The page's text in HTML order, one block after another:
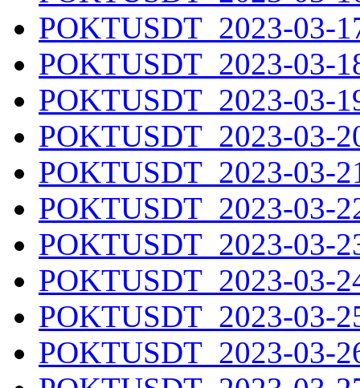
POKTUSDT_2023-03-
POKTUSDT_2023-03-
POKTUSDT_2023-03-
POKTUSDT_2023-03-
POKTUSDT_2023-03-
POKTUSDT_2023-03-
POKTUSDT_2023-03-
POKTUSDT_2023-03-
POKTUSDT_2023-03-
POKTUSDT_2023-03-